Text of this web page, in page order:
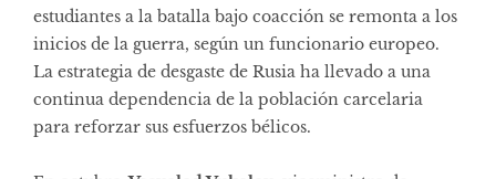
estudiantes a la batalla bajo coacción se remonta a los
inicios de la guerra, según un funcionario europeo.
La estrategia de desgaste de Rusia ha llevado a una
continua dependencia de la población carcelaria
para reforzar sus esfuerzos bélicos.